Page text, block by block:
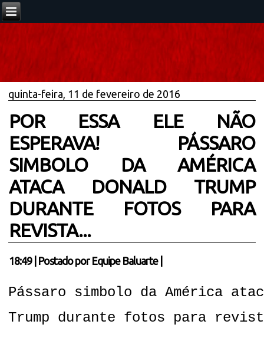
quinta-feira, 11 de fevereiro de 2016
POR ESSA ELE NÃO
ESPERAVA! PÁSSARO
SIMBOLO DA AMÉRICA
ATACA DONALD TRUMP
DURANTE FOTOS PARA
REVISTA...
18:49| Postado por Equipe Baluarte
Pássaro simbolo da América
Trump durante fotos para